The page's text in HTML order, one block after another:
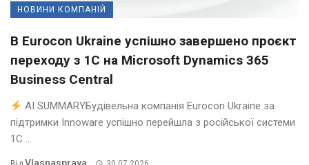
НОВИНИ КОМПАНІЙ
В Eurocon Ukraine успішно завершено проєкт
переходу з 1С на Microsoft Dynamics 365
Business Central
AI SUMMARYБудівельна компанія Eurocon Ukraine за
підтримки Innoware успішно перейшла з російської системи
1С ...